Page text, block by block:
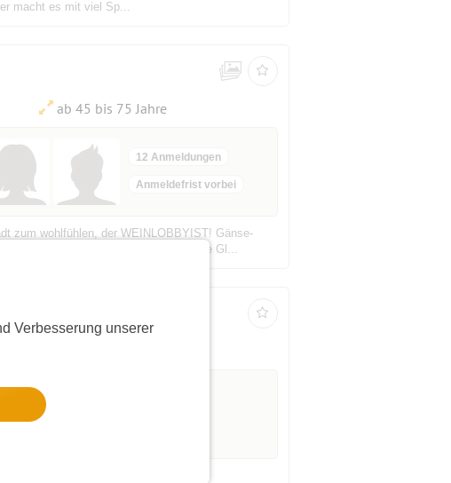
Verbesserung unserer
macht es mit viel Sp...
ab 45 bis 75 Jahre
12 Anmeldungen
Anmeldefrist vorbei
zum wohlfühlen, der WEINLOBBYIST! Gänse-
weitere Köstlichkeiten, verschiedene Gl...
Spiel ;-) Bitte keine Anfänger.